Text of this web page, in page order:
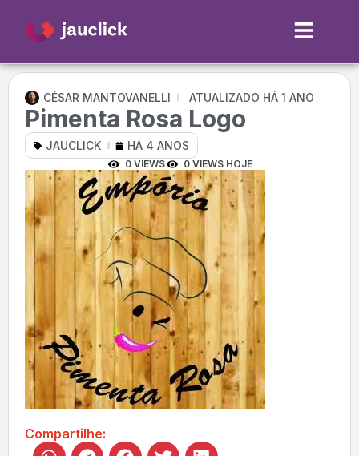
CÉSAR MANTOVANELLI ATUALIZADO HÁ 1 ANO
Pimenta Rosa Logo
JAUCLICK HÁ 4 ANOS
0 VIEWS 0 VIEWS HOJE
Compartilhe: